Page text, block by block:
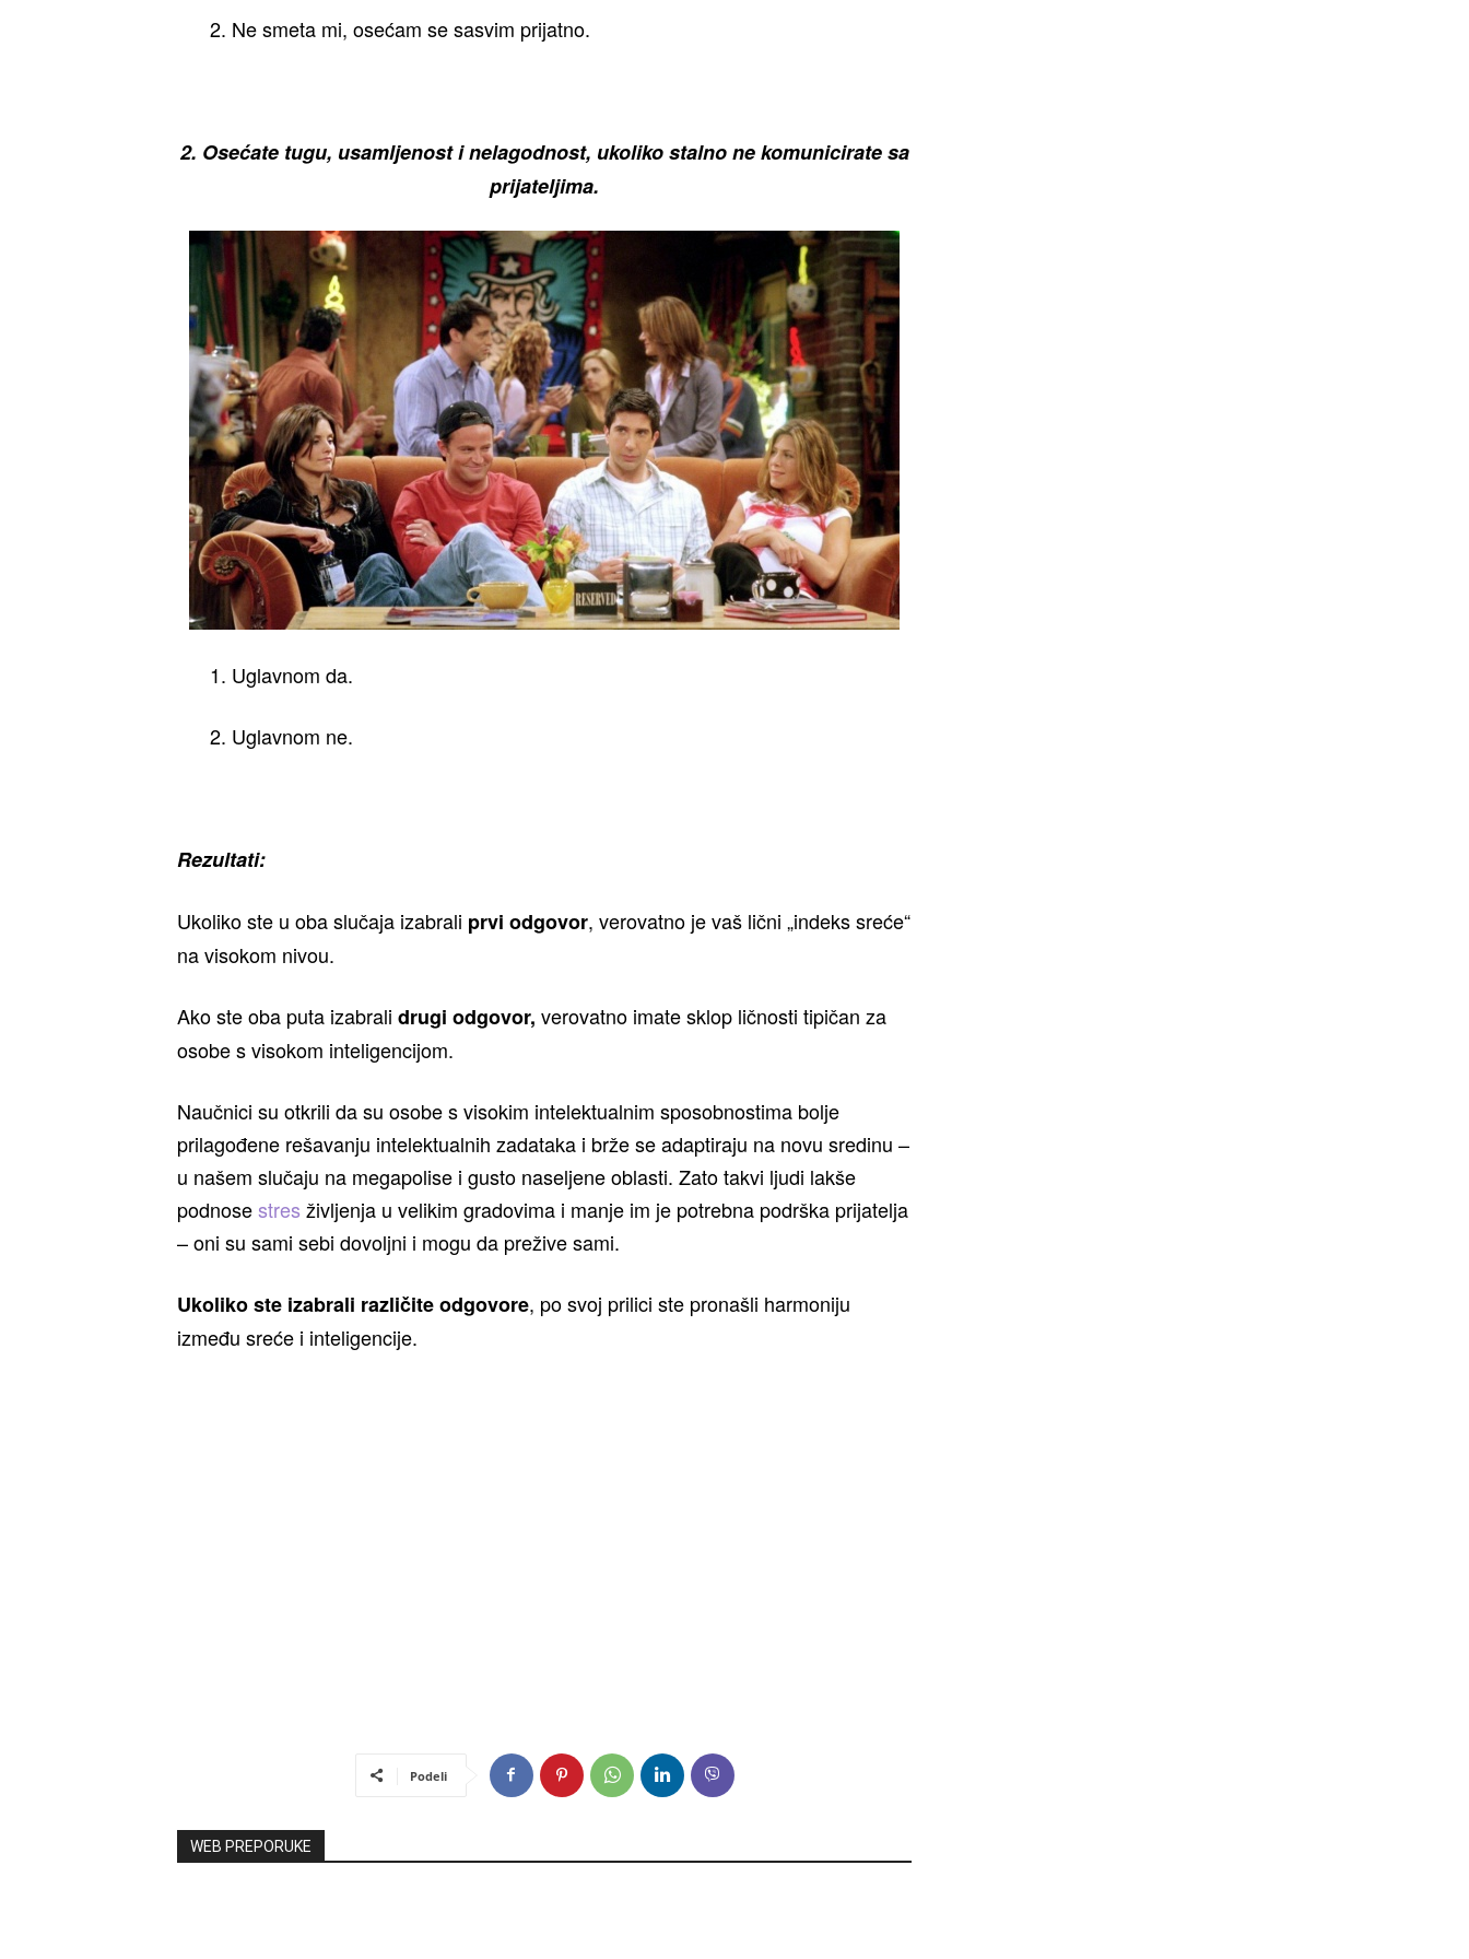
2. Ne smeta mi, osećam se sasvim prijatno.
2. Osećate tugu, usamljenost i nelagodnost, ukoliko stalno ne komunicirate sa
prijateljima.
1. Uglavnom da.
2. Uglavnom ne.
Rezultati:
Ukoliko ste u oba slučaja izabrali prvi odgovor, verovatno je vaš lični „indeks sreće“
na visokom nivou.
Ako ste oba puta izabrali drugi odgovor, verovatno imate sklop ličnosti tipičan za
osobe s visokom inteligencijom.
Naučnici su otkrili da su osobe s visokim intelektualnim sposobnostima bolje
prilagođene rešavanju intelektualnih zadataka i brže se adaptiraju na novu sredinu –
u našem slučaju na megapolise i gusto naseljene oblasti. Zato takvi ljudi lakše
podnosestres življenja u velikim gradovima i manje im je potrebna podrška prijatelja
– oni su sami sebi dovoljni i mogu da prežive sami.
Ukoliko ste izabrali različite odgovore, po svoj prilici ste pronašli harmoniju
između sreće i inteligencije.
Podeli
WEB PREPORUKE